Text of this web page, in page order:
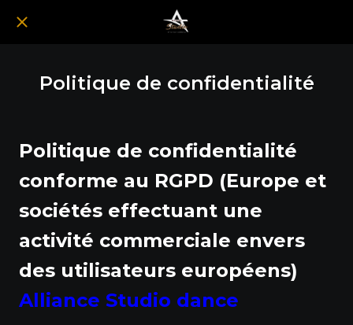
Politique de confidentialité
Politique de confidentialité
conforme au RGPD (Europe et
sociétés effectuant une
activité commerciale envers
des utilisateurs européens)
Alliance Studio dance